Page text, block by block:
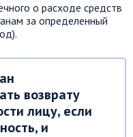
о расходе средств
за определенный
возврату
лицу, если
и